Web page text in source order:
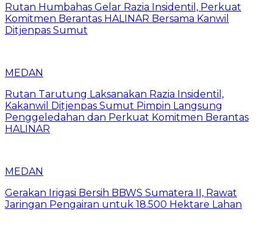
Rutan Humbahas Gelar Razia Insidentil, Perkuat
Komitmen Berantas HALINAR Bersama Kanwil
Ditjenpas Sumut
MEDAN
Rutan Tarutung Laksanakan Razia Insidentil,
Kakanwil Ditjenpas Sumut Pimpin Langsung
Penggeledahan dan Perkuat Komitmen Berantas
HALINAR
MEDAN
Gerakan Irigasi Bersih BBWS Sumatera II, Rawat
Jaringan Pengairan untuk 18.500 Hektare Lahan